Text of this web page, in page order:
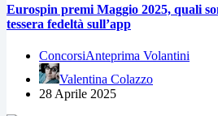
Eurospin premi Maggio 2025, quali
tessera fedeltà sull’app
ConcorsiAnteprima Volantini
Valentina Colazzo
28 Aprile 2025